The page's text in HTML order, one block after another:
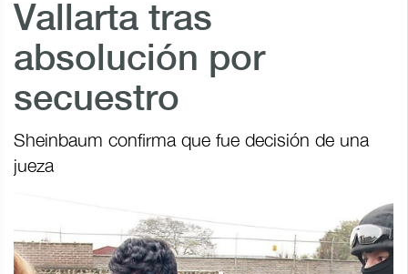
Vallarta tras
absolución por
secuestro
Sheinbaum confirma que fue decisión de una
jueza